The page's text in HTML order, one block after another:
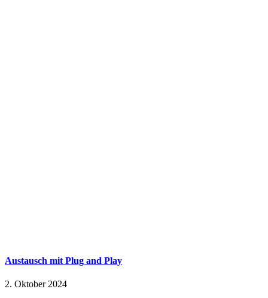
Austausch mit Plug and Play
2. Oktober 2024